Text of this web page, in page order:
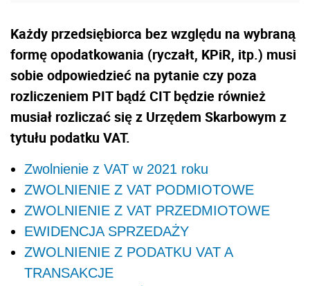
Każdy przedsiębiorca bez względu na wybraną
formę opodatkowania (ryczałt, KPiR, itp.) musi
sobie odpowiedzieć na pytanie czy poza
rozliczeniem PIT bądź CIT będzie również
musiał rozliczać się z Urzędem Skarbowym z
tytułu podatku VAT.
Zwolnienie z VAT w 2021 roku
ZWOLNIENIE Z VAT PODMIOTOWE
ZWOLNIENIE Z VAT PRZEDMIOTOWE
EWIDENCJA SPRZEDAŻY
ZWOLNIENIE Z PODATKU VAT A
TRANSAKCJE